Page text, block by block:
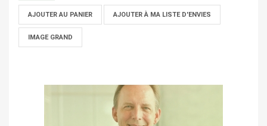
AJOUTER AU PANIER AJOUTER À MA LISTE D'ENVIES
IMAGE GRAND